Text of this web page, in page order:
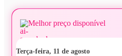
Melhor preço disponível
terça-feira, 11 de agosto